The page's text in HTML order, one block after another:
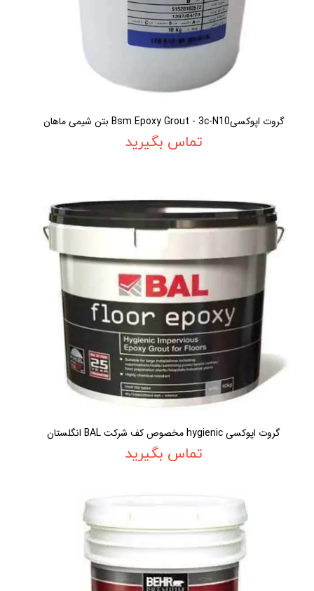
گروت اپوکسیBsm Epoxy Grout - 3c-N10 بتن شیمی ماهان
تماس بگیرید
گروت اپوکسی hygienic مخصوص کف شرکت BAL انگلستان
تماس بگیرید